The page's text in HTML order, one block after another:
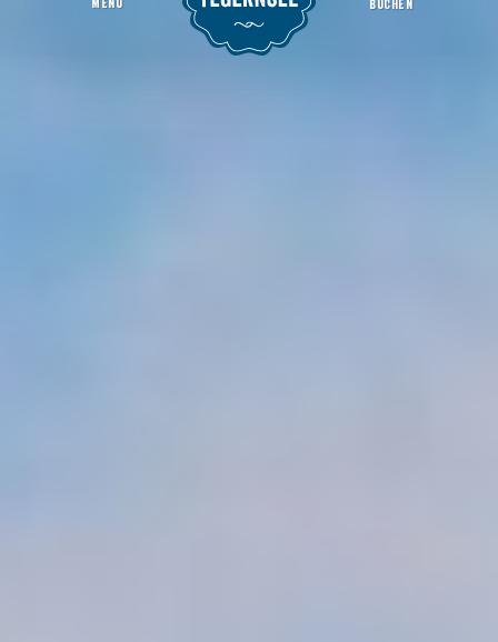
MENU BUCHEN